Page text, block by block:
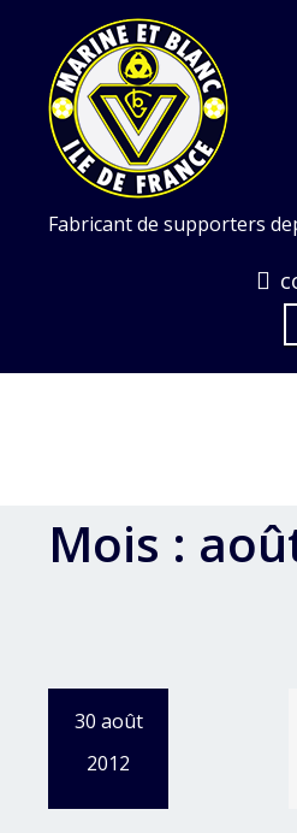
content
Fabricant de supporters
Mois :
30 août
2012